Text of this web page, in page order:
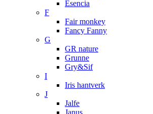
Esencia
F
Fair monkey
Fancy Fanny
G
GR nature
Grunne
Gry&Sif
I
Iris hantverk
J
Jalfe
Janus